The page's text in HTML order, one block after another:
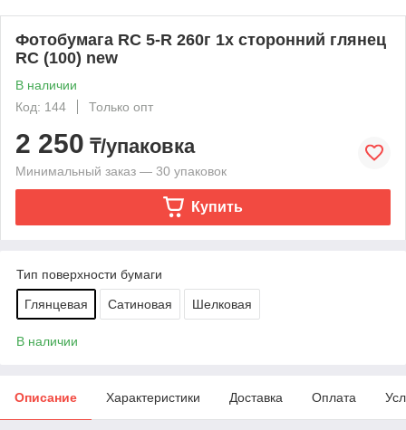
Фотобумага RC 5-R 260г 1х сторонний глянец
RC (100) new
В наличии
Код: 144
Только опт
2 250 ₸/упаковка
Минимальный заказ — 30 упаковок
Купить
Тип поверхности бумаги
Глянцевая Сатиновая Шелковая
В наличии
Описание Характеристики Доставка Оплата